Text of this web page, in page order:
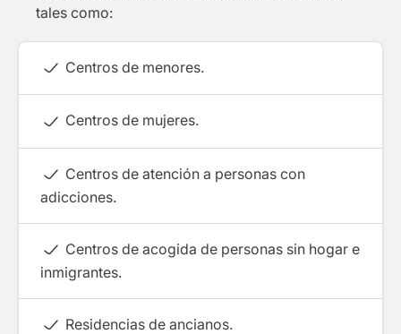
tales como:
Centros de menores.
Centros de mujeres.
Centros de atención a personas con
adicciones.
Centros de acogida de personas sin hogar e
inmigrantes.
Residencias de ancianos.